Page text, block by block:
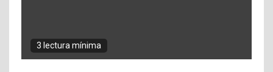
3 lectura mínima